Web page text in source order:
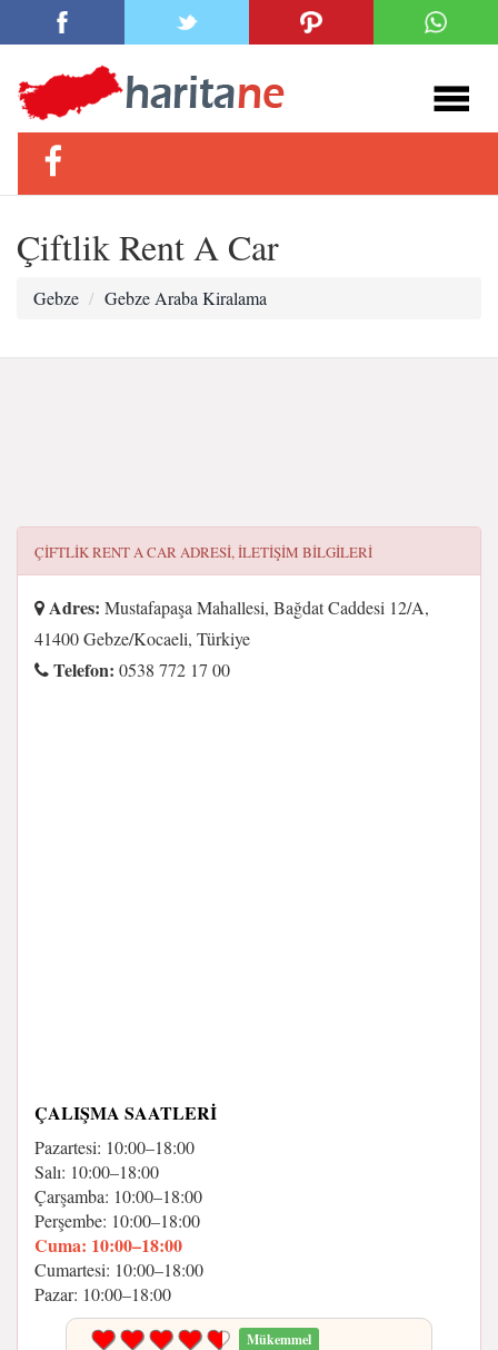
Çiftlik Rent A Car
Gebze Gebze Araba Kiralama
ÇIFTLIK RENT A CARADRESI, ILETIŞIM BILGILERI
Adres: Mustafapaşa Mahallesi, Bağdat Caddesi 12/A,
41400 Gebze/Kocaeli, Türkiye
Telefon: 0538 772 17 00
ÇALIŞMA SAATLERI
Pazartesi: 10:00–18:00
Salı: 10:00–18:00
Çarşamba: 10:00–18:00
Perşembe: 10:00–18:00
Cuma: 10:00–18:00
Cumartesi: 10:00–18:00
Pazar: 10:00–18:00
Mükemmel